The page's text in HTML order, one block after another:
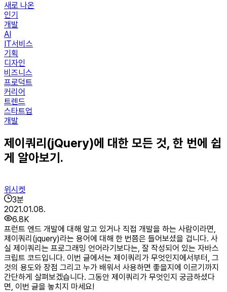
새로 나온
인기
개발
AI
IT서비스
기획
디자인
비즈니스
프로덕트
커리어
트렌드
스타트업
개발
제이쿼리(jQuery)에 대한 모든 것, 한 번에 쉽
게 알아보기.
위시켓
3분
2021.01.08.
6.8K
프런트 엔드 개발에 대해 알고 있거나 직접 개발을 하는 사람이라면,
제이쿼리(jquery)라는 용어에 대해 한 번쯤은 들어보셨을 겁니다. 사
실 제이쿼리는 프로그래밍 언어라기보다는, 잘 작성되어 있는 자바스
크립트 코드입니다. 이번 글에서는 제이쿼리가 무엇인지에서부터, 그
것의 용도와 장점 그리고 누가 배워서 사용하면 좋을지에 이르기까지
간단하게 살펴보겠습니다. 그동안 제이쿼리가 무엇인지 궁금하셨다
면, 이번 글을 놓치지 마세요! ​